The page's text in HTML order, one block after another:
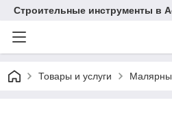
Строительные инструменты в
Товары и услуги